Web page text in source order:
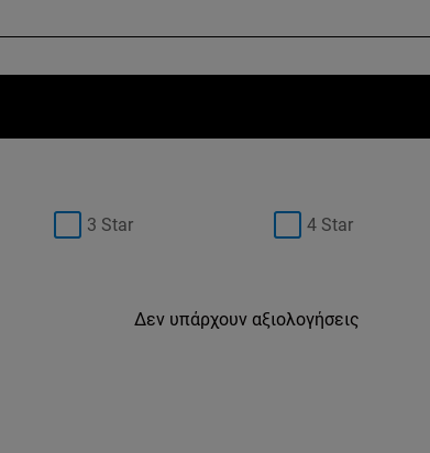
3 Star 4 Star
Δεν υπάρχουν αξιολογήσεις